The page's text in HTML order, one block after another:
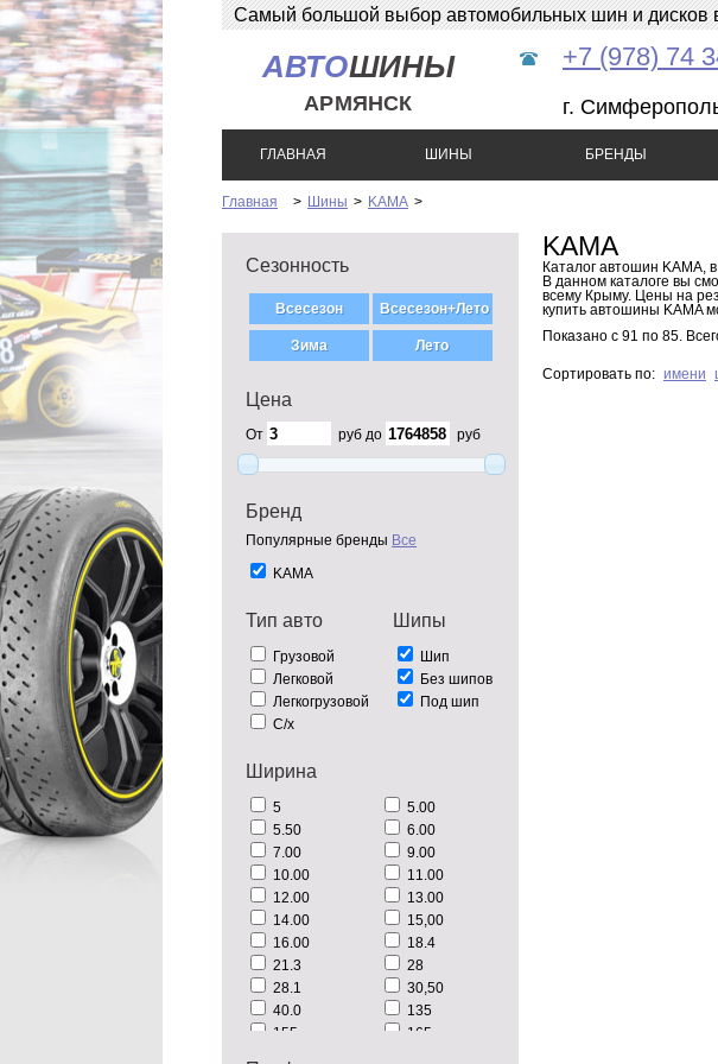
Самый большой выбор автомобильных шин и дисков
АВТОШИНЫ
АРМЯНСК
+7 (978) 74
г.
ГЛАВНАЯ ШИНЫ БРЕНДЫ
Главная > Шины > KAMA >
Сезонность
Цена
От руб до руб
Бренд
Популярные бренды Все
KAMA
Тип авто
Грузовой
Легковой
Легкогрузовой
С/х
Шипы
Шип
Без шипов
Под шип
Ширина
5
5.00
5.50
6.00
7.00
9.00
10.00
11.00
12.00
13.00
14.00
15,00
16.00
18.4
21.3
28
28.1
30,50
40.0
135
155
165
KAMA
Каталог автошин KAMA,
В данном каталоге вы
всему Крыму. Цены на
купить автошины KAMA
Показано с 91 по 85.
Сортировать по: имени